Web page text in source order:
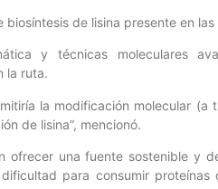
de lisina presente en
y técnicas moleculares
la ruta.
la modificación molecular (a
de lisina”, mencionó.
ofrecer una fuente sostenible y
para consumir